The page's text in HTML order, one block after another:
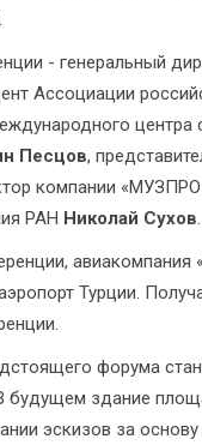
- генеральный
Ассоциации
центра
Песцов,
компании
РАН Николай Сухов.
авиакомпания
Турции.
форума
здание
эскизов за